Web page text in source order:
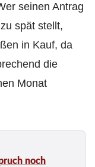
seinen Antrag
spät stellt,
in Kauf, da
die
Monat
noch